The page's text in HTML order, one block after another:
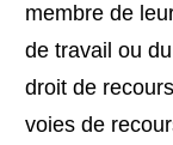
membre de
de travail ou
droit de
voies de